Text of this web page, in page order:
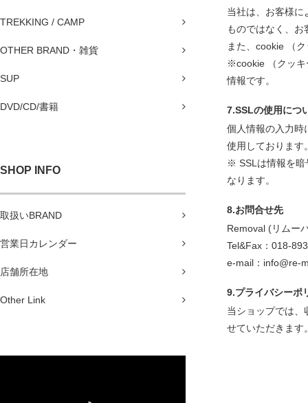
TREKKING / CAMP
OTHER BRAND・雑貨
SUP
DVD/CD/書籍
SHOP INFO
取扱いBRAND
営業日カレンダー
店舗所在地
Other Link
当社は、お客様に
ものではなく、
また、cookie （
※cookie （クッキ
情報です。
7.SSLの使用につ
個人情報の入力時
使用しております
※ SSLは情報を暗
なります。
8.お問合せ先
Removal (リムー
Tel&Fax：018-
e-mail：info@re-
9.プライバシーポ
当ショップでは、
せていただきます